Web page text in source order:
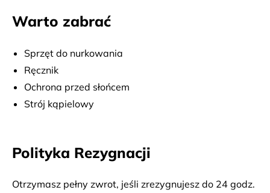
Warto zabrać
Sprzęt do nurkowania
Ręcznik
Ochrona przed słońcem
Strój kąpielowy
Polityka Rezygnacji
Otrzymasz pełny zwrot, jeśli zrezygnujesz do 24 godz.